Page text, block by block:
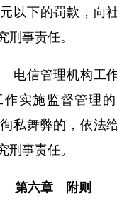
以下的罚款，向
事责任。
信管理机构工作
实施监督管理
私舞弊的，依法
事责任。
第六章 附则